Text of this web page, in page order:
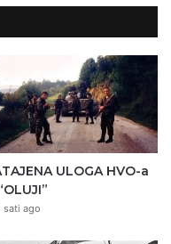
ULOGA HVO-a
sati ago